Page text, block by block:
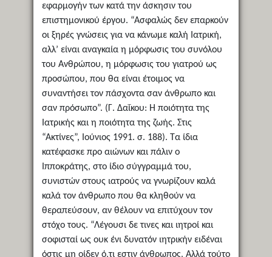
εφαρμογήν των κατά την άσκησιν του
επιστημονικού έργου. “Ασφαλώς δεν επαρκούν
οι ξηρές γνώσεις για να κάνωμε καλή Ιατρική,
αλλ’ είναι αναγκαία η μόρφωσις του συνόλου
του Ανθρώπου, η μόρφωσις του γιατρού ως
προσώπου, που θα είναι έτοιμος να
συναντήσει τον πάσχοντα σαν άνθρωπο και
σαν πρόσωπο”. (Γ. Δαΐκου: Η ποιότητα της
Ιατρικής και η ποιότητα της ζωής. Στις
“Ακτίνες”, Ιούνιος 1991. σ. 188). Τα ίδια
κατέφασκε προ αιώνων και πάλιν ο
Ιπποκράτης, στο ίδιο σύγγραμμά του,
συνιστών στους ιατρούς να γνωρίζουν καλά
καλά τον άνθρωπο που θα κληθούν να
θεραπεύσουν, αν θέλουν να επιτύχουν τον
στόχο τους. “Λέγουσι δε τινες και ιητροί και
σοφισταί ως ουκ ένι δυνατόν ιητρικήν ειδέναι
όστις μη οίδεν ό,τι εστιν άνθρωπος. Αλλά τούτο